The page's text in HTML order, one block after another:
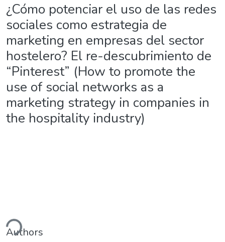
¿Cómo potenciar el uso de las redes
sociales como estrategia de
marketing en empresas del sector
hostelero? El re-descubrimiento de
“Pinterest” (How to promote the
use of social networks as a
marketing strategy in companies in
the hospitality industry)
Authors